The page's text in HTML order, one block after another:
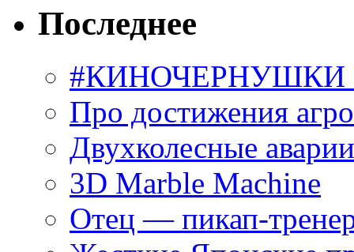
Последнее
#КИНОЧЕРНУШКИ
Про достижения
Двухколесные
3D Marble Machine
Отец — пикап-